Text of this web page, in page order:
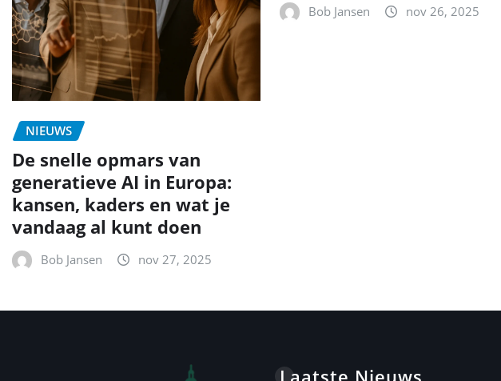
NIEUWS
De snelle opmars van
generatieve AI in Europa:
kansen, kaders en wat je
vandaag al kunt doen
Bob Jansen nov 27, 2025
Bob Jansen nov 26, 2025